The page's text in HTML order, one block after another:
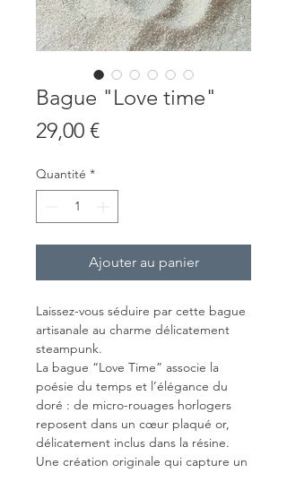
Bague "Love time"
29,00 €Prix
Quantité *
Ajouter au panier
Laissez-vous séduire par cette bague
artisanale au charme délicatement
steampunk.
La bague “Love Time” associe la
poésie du temps et l’élégance du
doré : de micro-rouages horlogers
reposent dans un cœur plaqué or,
délicatement inclus dans la résine.
Une création originale qui capture un